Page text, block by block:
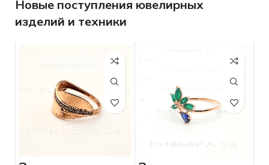
Новые поступления ювелирных
изделий и техники